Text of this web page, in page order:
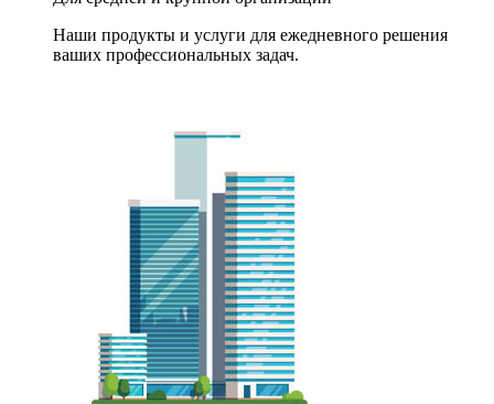
Наши продукты и услуги для ежедневного решения
ваших профессиональных задач.